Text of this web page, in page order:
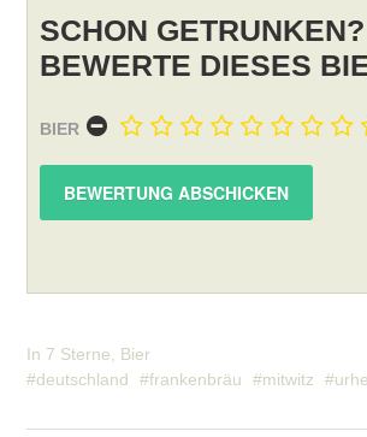
SCHON GETRUNKEN?
BEWERTE DIESES
BIER
In 7 Sterne
Bier
deutschland
frankenbräu mitwitz